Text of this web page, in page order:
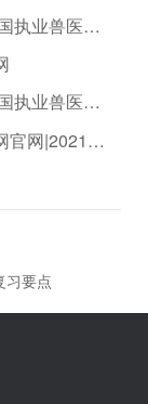
2021年全国执业兽医考试报名时间
2019年全国执业兽医考试真题|2021年执业兽医/全国执业兽医网
中国兽医网官网|2021年执业兽医考试
习要点